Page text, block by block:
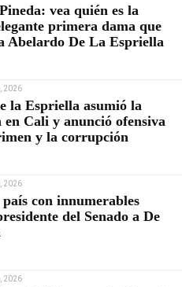
vea quién es la
primera dama que
Abelardo De La Espriella
2026
la Espriella asumió la
en Cali y anunció ofensiva
y la corrupción
2026
país con innumerables
del Senado a De
2026